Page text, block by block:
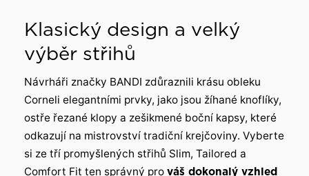
Klasický design a velký
výběr střihů
Návrháři značky BANDI zdůraznili krásu obleku
Corneli elegantními prvky, jako jsou žíhané knoflíky,
ostře řezané klopy a zešikmené boční kapsy, které
odkazují na mistrovství tradiční krejčoviny. Vyberte
si ze tří promyšlených střihů Slim, Tailored a
Comfort Fit ten správný pro váš dokonalý vzhled